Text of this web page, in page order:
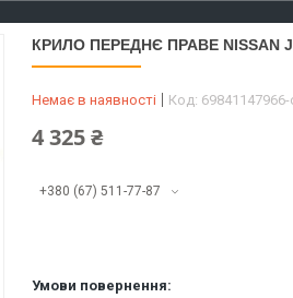
КРИЛО ПЕРЕДНЄ ПРАВЕ NISSAN
Немає в наявності Код:
4 325 ₴
+380 (67) 511-77-87